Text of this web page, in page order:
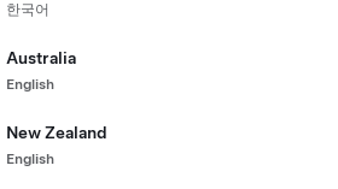
한국어
Australia
English
New Zealand
English